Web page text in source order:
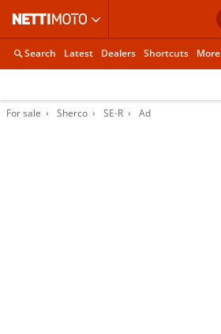
Search Latest Dealers Shortcuts More
For sale Sherco SE-R Ad